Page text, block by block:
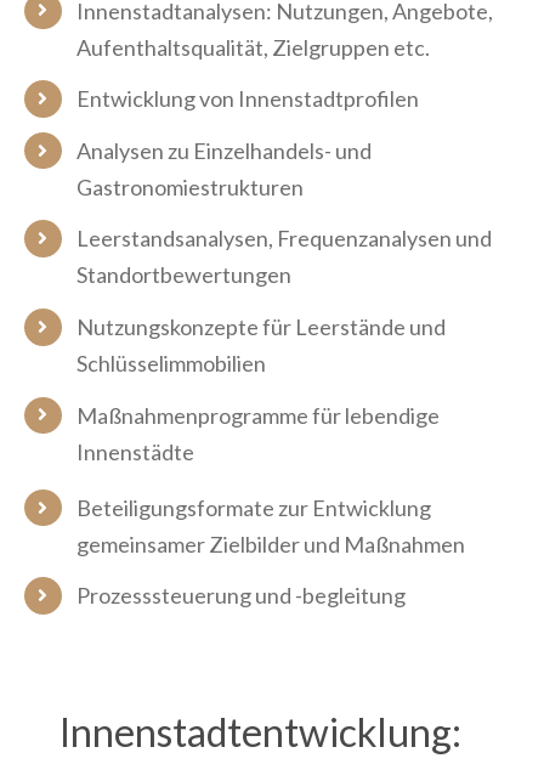
Innenstadtanalysen: Nutzungen, Angebote,
Aufenthaltsqualität, Zielgruppen etc.
Entwicklung von Innenstadtprofilen
Analysen zu Einzelhandels- und
Gastronomiestrukturen
Leerstandsanalysen, Frequenzanalysen und
Standortbewertungen
Nutzungskonzepte für Leerstände und
Schlüsselimmobilien
Maßnahmenprogramme für lebendige
Innenstädte
Beteiligungsformate zur Entwicklung
gemeinsamer Zielbilder und Maßnahmen
Prozesssteuerung und -begleitung
Innenstadtentwicklung: